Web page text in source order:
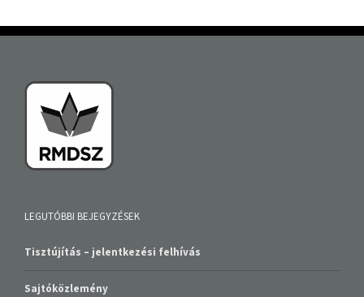
LEGUTÓBBI BEJEGYZÉSEK
Tisztújítás – jelentkezési felhívás
Sajtóközlemény